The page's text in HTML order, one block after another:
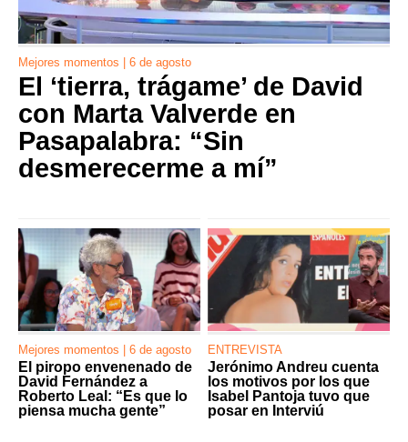
Mejores momentos | 6 de agosto
El ‘tierra, trágame’ de David
con Marta Valverde en
Pasapalabra: “Sin
desmerecerme a mí”
Mejores momentos | 6 de agosto
El piropo envenenado de
David Fernández a
Roberto Leal: “Es que lo
piensa mucha gente”
ENTREVISTA
Jerónimo Andreu cuenta
los motivos por los que
Isabel Pantoja tuvo que
posar en Interviú